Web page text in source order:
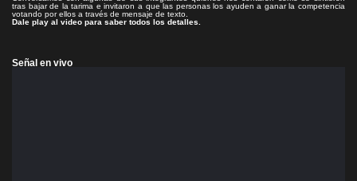
tras bajar de la tarima e invitaron a que las personas los ayuden a ganar la competencia
votando por ellos a través de mensaje de texto.
Dale play al video para saber todos los detalles.
Señal en vivo